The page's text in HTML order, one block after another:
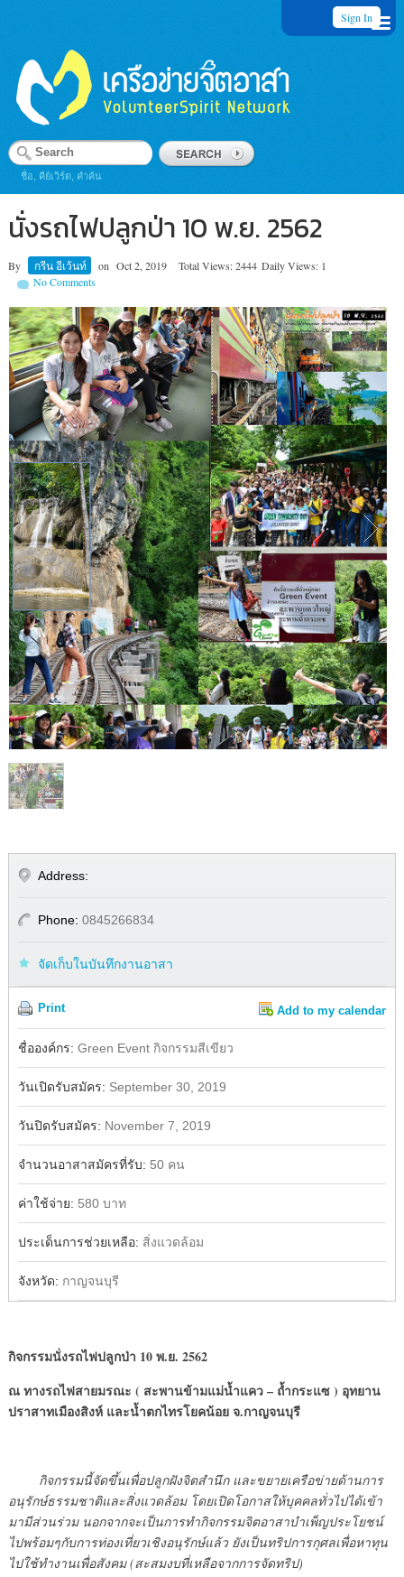
Sign In
ชื่อ, คีย์เวิร์ด, คำค้น
นั่งรถไฟปลูกป่า 10 พ.ย. 2562
By กรีน อีเว้นท์ on Oct 2, 2019 Total Views: 2444 Daily Views: 1
No Comments
1/1
Address:
Phone: 0845266834
จัดเก็บในบันทึกงานอาสา
Print Add to my calendar
ชื่อองค์กร: Green Event กิจกรรมสีเขียว
วันเปิดรับสมัคร: September 30, 2019
วันปิดรับสมัคร: November 7, 2019
จำนวนอาสาสมัครที่รับ: 50 คน
ค่าใช้จ่าย: 580 บาท
ประเด็นการช่วยเหลือ: สิ่งแวดล้อม
จังหวัด: กาญจนบุรี
กิจกรรมนั่งรถไฟปลูกป่า 10 พ.ย. 2562
ณ ทางรถไฟสายมรณะ ( สะพานข้ามแม่น้ำแคว – ถ้ำกระแซ ) อุทยาน
ปราสาทเมืองสิงห์ และน้ำตกไทรโยคน้อย จ.กาญจนบุรี
กิจกรรมนี้จัดขึ้นเพื่อปลูกฝังจิตสำนึก และขยายเครือข่ายด้านการ
อนุรักษ์ธรรมชาติและสิ่งแวดล้อม โดยเปิดโอกาสให้บุคคลทั่วไปได้เข้า
มามีส่วนร่วม นอกจากจะเป็นการทำกิจกรรมจิตอาสาบำเพ็ญประโยชน์
ไปพร้อมๆกับการท่องเที่ยวเชิงอนุรักษ์แล้ว ยังเป็นทริปการกุศลเพื่อหาทุน
ไปใช้ทำงานเพื่อสังคม (สะสมงบที่เหลือจากการจัดทริป)